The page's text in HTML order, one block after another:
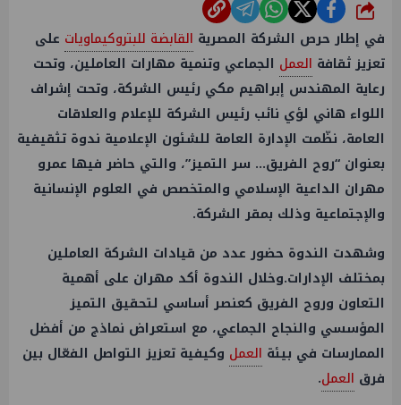
شارك
في إطار حرص الشركة المصرية القابضة للبتروكيماويات على
تعزيز ثقافة العمل الجماعي وتنمية مهارات العاملين، وتحت
رعاية المهندس إبراهيم مكي رئيس الشركة، وتحت إشراف
اللواء هاني لؤي نائب رئيس الشركة للإعلام والعلاقات
العامة، نظّمت الإدارة العامة للشئون الإعلامية ندوة تثقيفية
بعنوان “روح الفريق… سر التميز”، والتي حاضر فيها عمرو
مهران الداعية الإسلامي والمتخصص في العلوم الإنسانية
والإجتماعية وذلك بمقر الشركة.
وشهدت الندوة حضور عدد من قيادات الشركة العاملين
بمختلف الإدارات.وخلال الندوة أكد مهران على أهمية
التعاون وروح الفريق كعنصر أساسي لتحقيق التميز
المؤسسي والنجاح الجماعي، مع استعراض نماذج من أفضل
الممارسات في بيئة العمل وكيفية تعزيز التواصل الفعّال بين
فرق العمل.